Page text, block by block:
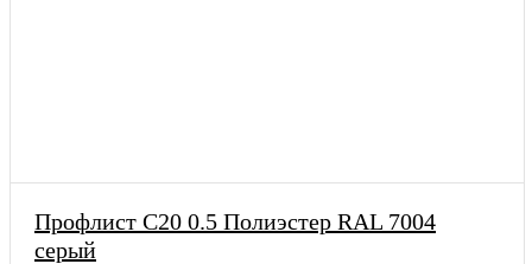
Профлист С20 0.5 Полиэстер RAL 7004
серый